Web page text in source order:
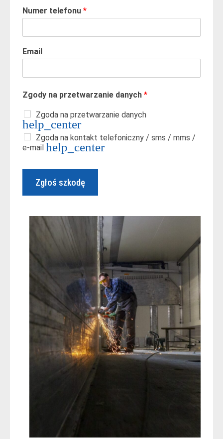
Numer telefonu *
Email
Zgody na przetwarzanie danych *
Zgoda na przetwarzanie danych
Zgoda na kontakt telefoniczny / sms / mms /
e-mail
Zgłoś szkodę